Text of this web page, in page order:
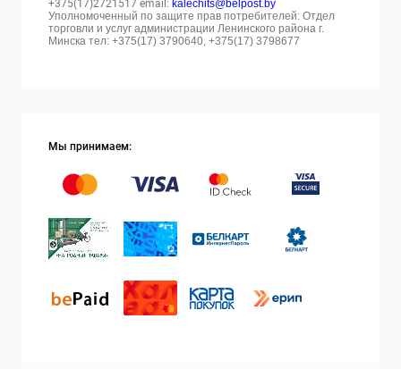
+375(17)2721517 email: kalechits@belpost.by
Уполномоченный по защите прав потребителей: Отдел
торговли и услуг администрации Ленинского района г.
Минска тел: +375(17) 3790640, +375(17) 3798677
Мы принимаем: